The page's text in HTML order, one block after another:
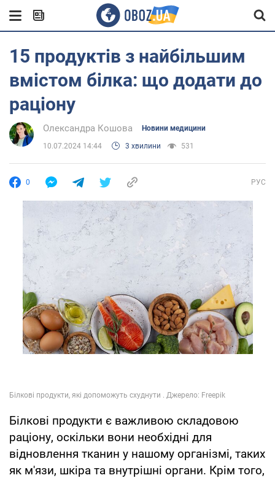
15 продуктів з найбільшим
вмістом білка: що додати до
раціону
Олександра Кошова Новини медицини
10.07.2024 14:44 3 хвилини 531
0 РУС
Білкові продукти є важливою складовою
раціону, оскільки вони необхідні для
відновлення тканин у нашому організмі, таких
як м'язи, шкіра та внутрішні органи. Крім того,